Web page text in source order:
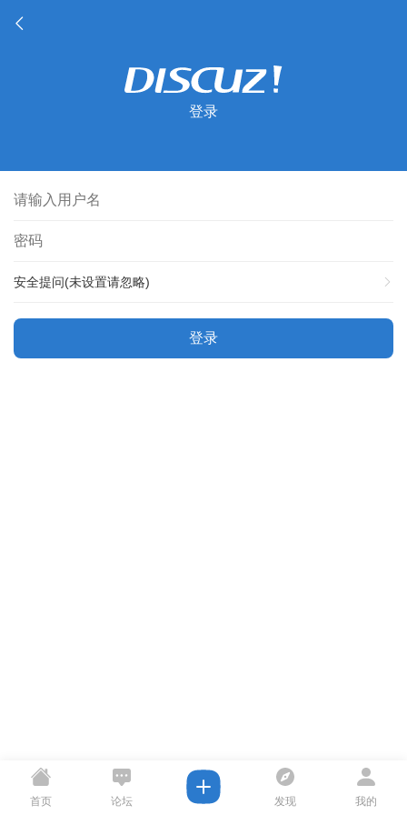
登录
安全提问(未设置请忽略)
登录
首页 论坛 发现 我的